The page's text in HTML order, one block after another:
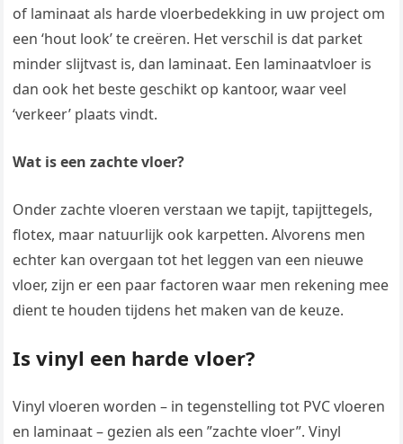
of laminaat als harde vloerbedekking in uw project om
een ‘hout look’ te creëren. Het verschil is dat parket
minder slijtvast is, dan laminaat. Een laminaatvloer is
dan ook het beste geschikt op kantoor, waar veel
‘verkeer’ plaats vindt.
Wat is een zachte vloer?
Onder zachte vloeren verstaan we tapijt, tapijttegels,
flotex, maar natuurlijk ook karpetten. Alvorens men
echter kan overgaan tot het leggen van een nieuwe
vloer, zijn er een paar factoren waar men rekening mee
dient te houden tijdens het maken van de keuze.
Is vinyl een harde vloer?
Vinyl vloeren worden – in tegenstelling tot PVC vloeren
en laminaat – gezien als een ”zachte vloer”. Vinyl